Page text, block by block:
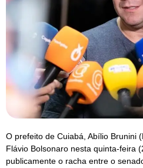
O prefeito de Cuiabá, Abílio Brunini
Flávio Bolsonaro nesta quinta-feira
publicamente o racha entre o